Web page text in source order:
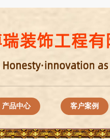
产品中心 客户案例